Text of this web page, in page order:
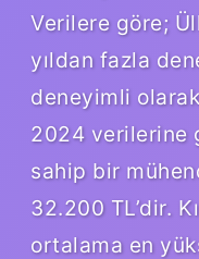
Verilere göre;
yıldan fazla
deneyimli
2024 verilerine
sahip bir
32.200 TL’dir.
ortalama en